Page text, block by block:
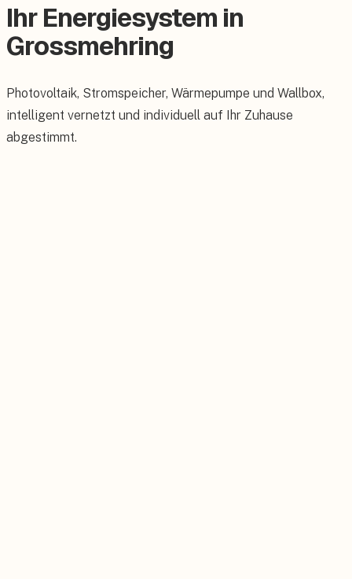
Ihr Energiesystem in
Grossmehring
Photovoltaik, Stromspeicher, Wärmepumpe und Wallbox,
intelligent vernetzt und individuell auf Ihr Zuhause
abgestimmt.